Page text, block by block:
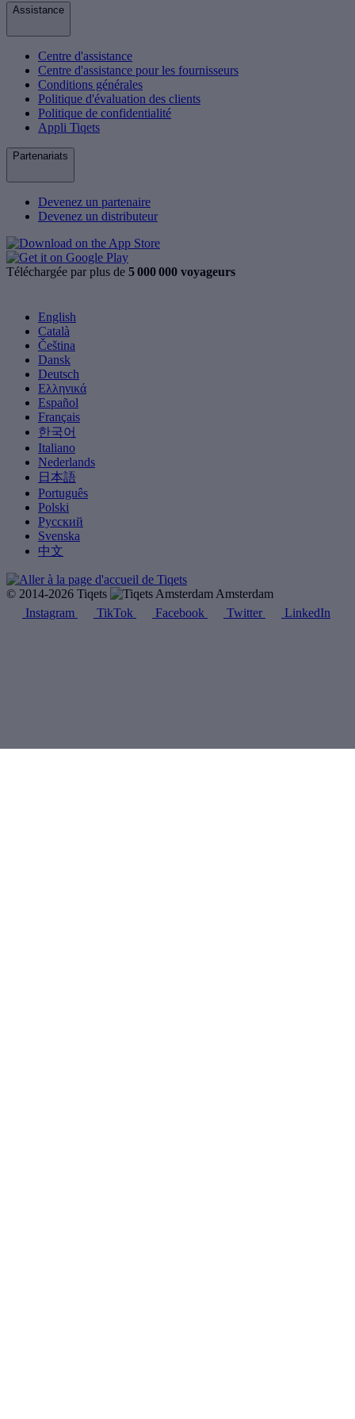
Assistance
Centre d'assistance
Centre d'assistance pour les fournisseurs
Conditions générales
Politique d'évaluation des clients
Politique de confidentialité
Appli Tiqets
Partenariats
Devenez un partenaire
Devenez un distributeur
Téléchargée par plus de 5 000 000 voyageurs
English
Català
Čeština
Dansk
Deutsch
Ελληνικά
Español
Français
한국어
Italiano
Nederlands
日本語
Português
Polski
Русский
Svenska
中文
© 2014-2026 Tiqets
Amsterdam
Instagram
TikTok Facebook Twitter LinkedIn